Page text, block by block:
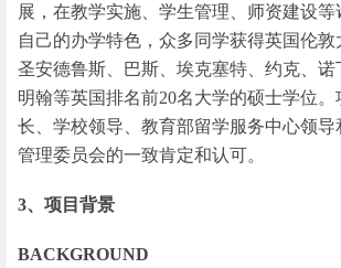
展，在教学实施、学生管理、师资建设等
自己的办学特色，众多同学获得英国伦敦
圣安德鲁斯、巴斯、埃克塞特、约克、诺
明翰等英国排名前20名大学的硕士学位
长、学校领导、教育部留学服务中心领
管理委员会的一致肯定和认可。
3、项目背景
BACKGROUND